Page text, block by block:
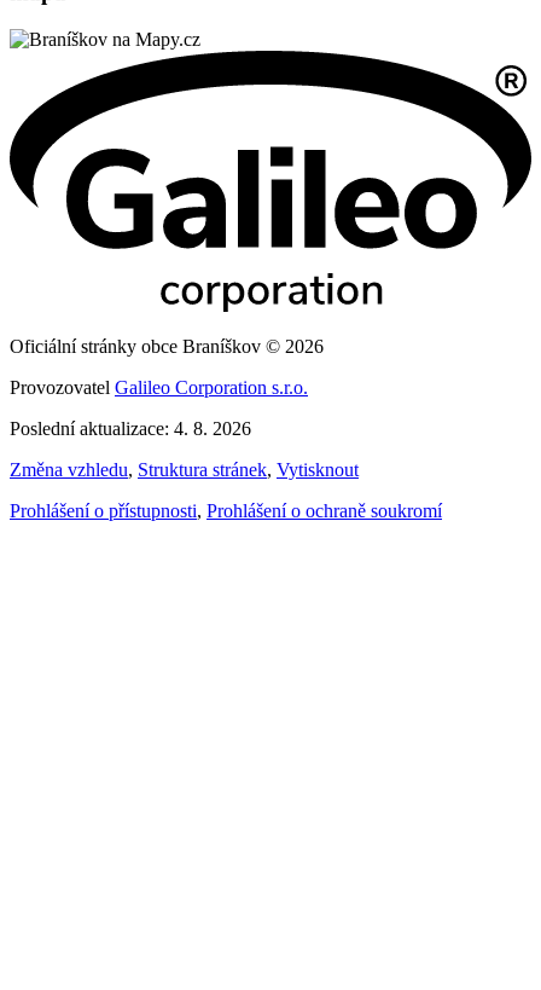
Oficiální stránky obce Braníškov © 2026
Provozovatel Galileo Corporation s.r.o.
Poslední aktualizace: 4. 8. 2026
Změna vzhledu, Struktura stránek, Vytisknout
Prohlášení o přístupnosti, Prohlášení o ochraně soukromí